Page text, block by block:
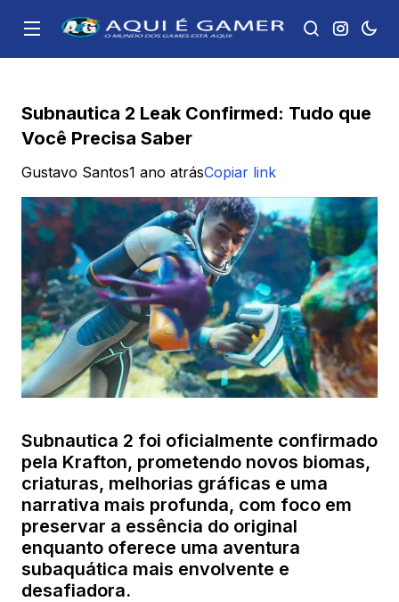
Subnautica 2 Leak Confirmed: Tudo que
Você Precisa Saber
Gustavo Santos1 ano atrásCopiar link
Subnautica 2 foi oficialmente confirmado
pela Krafton, prometendo novos biomas,
criaturas, melhorias gráficas e uma
narrativa mais profunda, com foco em
preservar a essência do original
enquanto oferece uma aventura
subaquática mais envolvente e
desafiadora.